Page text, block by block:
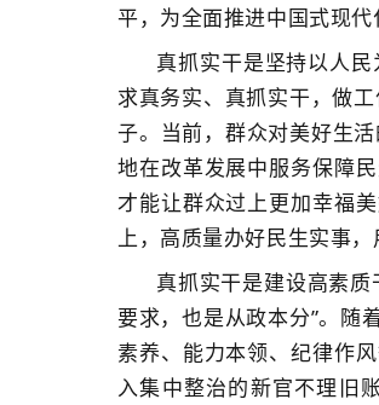
平，为全面推进中国式现代
真抓实干是坚持以人
求真务实、真抓实干，做
子。当前，群众对美好生
地在改革发展中服务保障
才能让群众过上更加幸福
上，高质量办好民生实事，
真抓实干是建设高素
要求，也是从政本分”。随
素养、能力本领、纪律作
入集中整治的新官不理旧